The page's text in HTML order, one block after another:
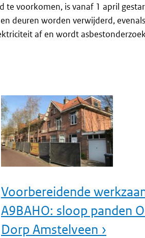
te voorkomen, is vanaf 1 april
deuren worden verwijderd,
af en wordt
Voorbereidende
A9BAHO: sloop panden
Dorp Amstelveen ›